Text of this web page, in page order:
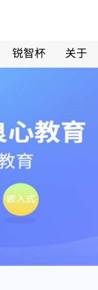
锐智杯 关于